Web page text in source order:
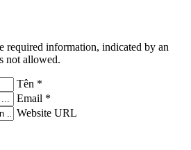
required information, indicated by an
not allowed.
Tên *
Email *
Website URL